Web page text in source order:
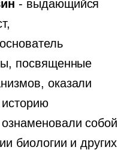
- выдающийся
посвященные
оказали
собой
биологии и других